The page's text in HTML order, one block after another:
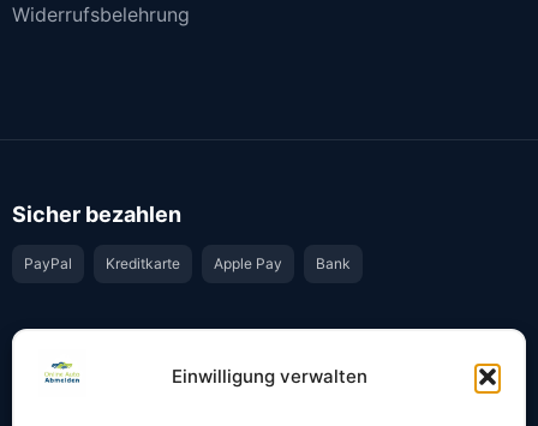
Einwilligung verwalten
Widerrufsbelehrung
Sicher bezahlen
PayPal Kreditkarte Apple Pay Bank